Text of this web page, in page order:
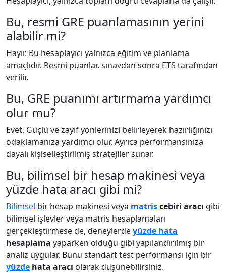
Bu, resmi GRE puanlamasının yerini
alabilir mi?
Hayır. Bu hesaplayıcı yalnızca eğitim ve planlama
amaçlıdır. Resmi puanlar, sınavdan sonra ETS tarafından
verilir.
Bu, GRE puanımı artırmama yardımcı
olur mu?
Evet. Güçlü ve zayıf yönlerinizi belirleyerek hazırlığınızı
odaklamanıza yardımcı olur. Ayrıca performansınıza
dayalı kişiselleştirilmiş stratejiler sunar.
Bu, bilimsel bir hesap makinesi veya
yüzde hata aracı gibi mi?
Bilimsel bir hesap makinesi veya matriscebiri aracı gibi
bilimsel işlevler veya matris hesaplamaları
gerçekleştirmese de, deneylerdeyüzde hata
hesaplama yaparken olduğu gibi yapılandırılmış bir
analiz uygular. Bunu standart test performansı için bir
yüzde hata aracı olarak düşünebilirsiniz.